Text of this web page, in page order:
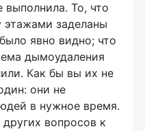
выполнила. То, что
заделаны
явно видно; что
дымоудаления
Как бы вы их не
они не
в нужное время.
вопросов к